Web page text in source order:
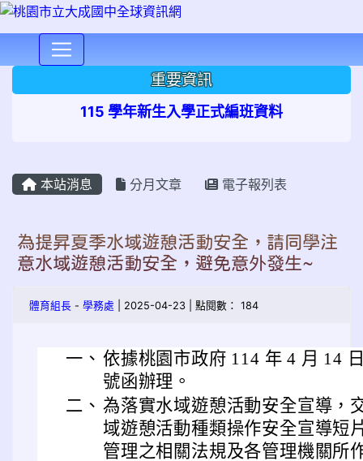
重要資訊
115 學年新生入學正式編班資料
本站消息 分月文章 電子報列表
為提昇夏季水域遊憩活動安全，請同學注
意水域遊憩活動安全，避免意外發生~
體育組長 - 學務處 | 2025-04-23 | 點閱數： 184
一、 依據桃園市政府 114 年 4 月 14
號函辦理。
二、 為落實水域遊憩活動安全宣導，
域遊憩活動種類操作安全宣導短
管理之相關法規及各管理機關所